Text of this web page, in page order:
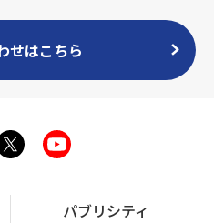
せはこちら
パブリシティ